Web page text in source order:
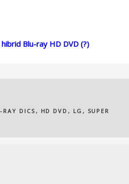
Blu-ray HD DVD (?)
RAY DICS , HD DVD , LG , SUPER